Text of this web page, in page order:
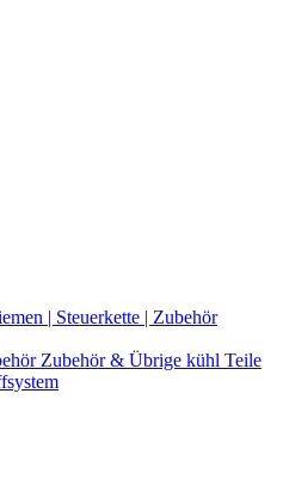
| Steuerkette | Zubehör
Zubehör & Übrige kühl Teile